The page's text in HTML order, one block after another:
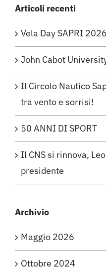
Articoli recenti
Vela Day SAPRI 2026
John Cabot
Il Circolo Nautico
tra vento e sorrisi!
50 ANNI DI SPORT
Il CNS si rinnova,
presidente
Archivio
Maggio 2026
Ottobre 2024